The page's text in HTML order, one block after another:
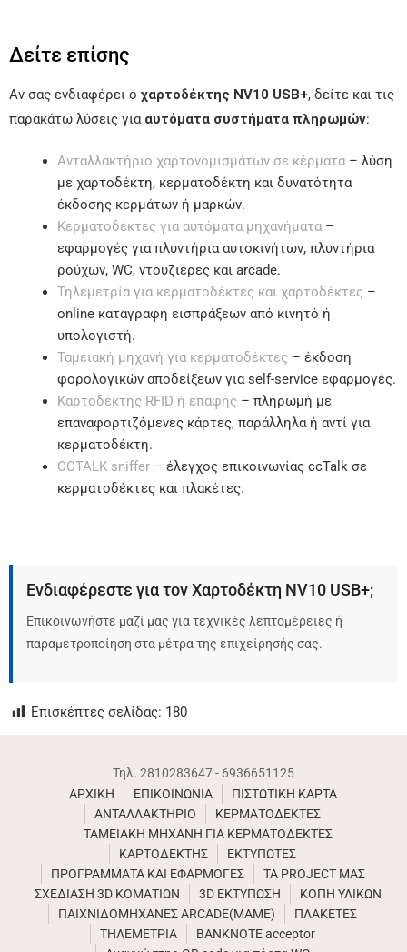
Δείτε επίσης
Αν σας ενδιαφέρει ο χαρτοδέκτης NV10 USB+, δείτε και τις
παρακάτω λύσεις για αυτόματα συστήματα πληρωμών:
Ανταλλακτήριο χαρτονομισμάτων σε κέρματα– λύση
με χαρτοδέκτη, κερματοδέκτη και δυνατότητα
έκδοσης κερμάτων ή μαρκών.
Κερματοδέκτες για αυτόματα μηχανήματα–
εφαρμογές για πλυντήρια αυτοκινήτων, πλυντήρια
ρούχων, WC, ντουζιέρες και arcade.
Τηλεμετρία για κερματοδέκτες και χαρτοδέκτες –
online καταγραφή εισπράξεων από κινητό ή
υπολογιστή.
Ταμειακή μηχανή για κερματοδέκτες – έκδοση
φορολογικών αποδείξεων για self-service εφαρμογές.
Καρτοδέκτης RFID ή επαφής – πληρωμή με
επαναφορτιζόμενες κάρτες, παράλληλα ή αντί για
κερματοδέκτη.
CCTALK sniffer – έλεγχος επικοινωνίας ccTalk σε
κερματοδέκτες και πλακέτες.
Ενδιαφέρεστε για τον Χαρτοδέκτη NV10 USB+;
Επικοινωνήστε μαζί μας για τεχνικές λεπτομέρειες ή
παραμετροποίηση στα μέτρα της επιχείρησής σας.
Επισκέπτες σελίδας: 180
Τηλ. 2810283647 - 6936651125
ΑΡΧΙΚΗ
ΕΠΙΚΟΙΝΩΝΙΑ
ΠΙΣΤΩΤΙΚΗ ΚΑΡΤΑ
ΑΝΤΑΛΛΑΚΤΗΡΙΟ
ΚΕΡΜΑΤΟΔΕΚΤΕΣ
ΤΑΜΕΙΑΚΗ ΜΗΧΑΝΗ ΓΙΑ ΚΕΡΜΑΤΟΔΕΚΤΕΣ
ΚΑΡΤΟΔΕΚΤΗΣ
ΕΚΤΥΠΩΤΕΣ
ΠΡΟΓΡΑΜΜΑΤΑ ΚΑΙ ΕΦΑΡΜΟΓΕΣ
ΤΑ PROJECT ΜΑΣ
ΣΧΕΔΙΑΣΗ 3D ΚΟΜΑΤΙΩΝ
3D ΕΚΤΥΠΩΣΗ
ΚΟΠΗ ΥΛΙΚΩΝ
ΠΑΙΧΝΙΔΟΜΗΧΑΝΕΣ ARCADE(MAME)
ΠΛΑΚΕΤΕΣ
ΤΗΛΕΜΕΤΡΙΑ
BANKNOTE acceptor